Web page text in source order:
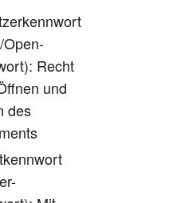
Open-
Recht
und
des